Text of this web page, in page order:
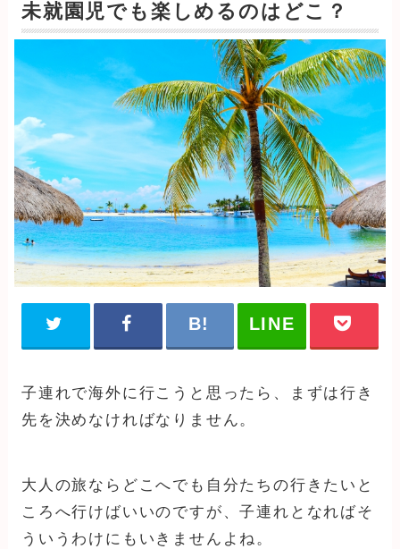
未就園児でも楽しめるのはどこ？
子連れで海外に行こうと思ったら、まずは行き
先を決めなければなりません。
大人の旅ならどこへでも自分たちの行きたいと
ころへ行けばいいのですが、子連れとなればそ
ういうわけにもいきませんよね。